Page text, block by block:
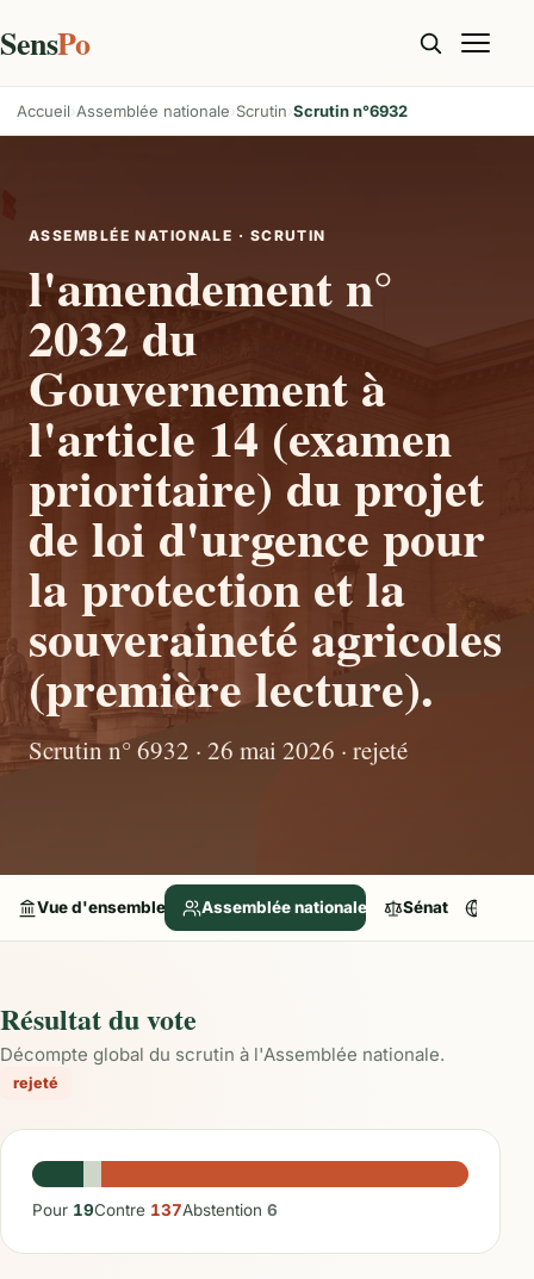
SensPo
Accueil Assemblée nationale Scrutin Scrutin n°6932
ASSEMBLÉE NATIONALE · SCRUTIN
l'amendement n°
2032 du
Gouvernement à
l'article 14 (examen
prioritaire) du projet
de loi d'urgence pour
la protection et la
souveraineté agricoles
(première lecture).
Scrutin n° 6932 · 26 mai 2026 · rejeté
Vue d'ensemble Assemblée nationale Sénat
Résultat du vote
Décompte global du scrutin à l'Assemblée nationale.
rejeté
Pour 19Contre 137Abstention 6